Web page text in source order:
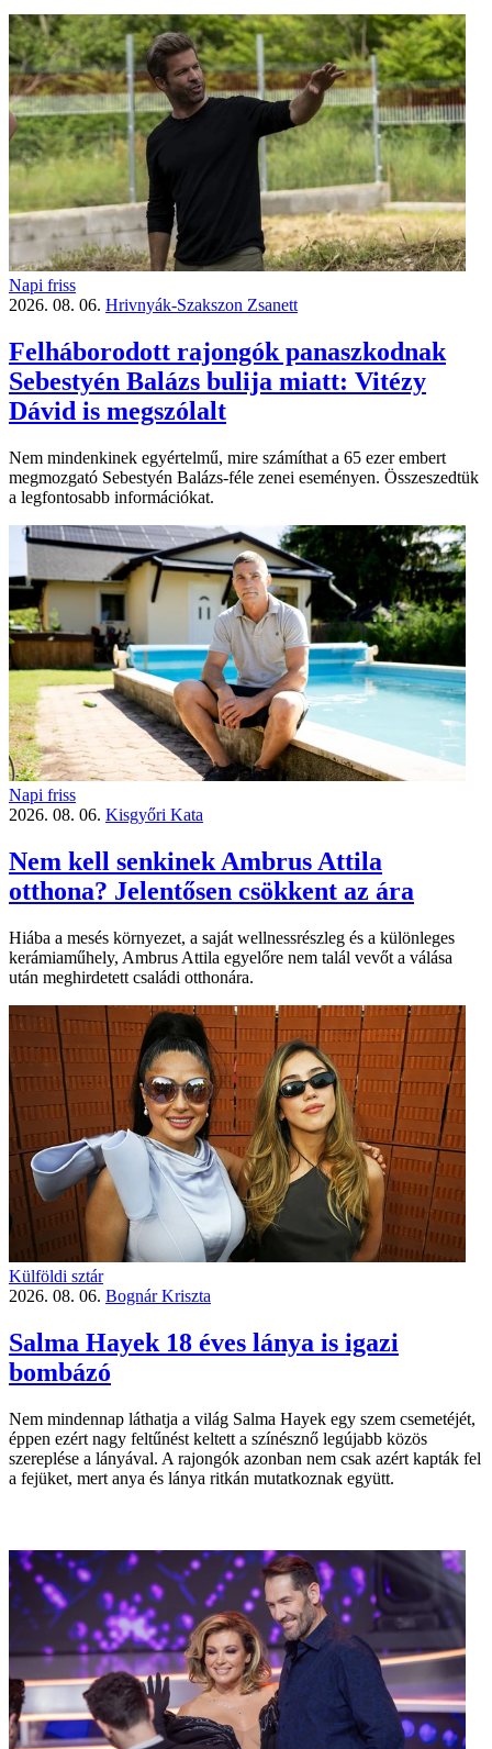
Napi friss
2026. 08. 06. Hrivnyák-Szakszon Zsanett
Felháborodott rajongók panaszkodnak
Sebestyén Balázs bulija miatt: Vitézy
Dávid is megszólalt
Nem mindenkinek egyértelmű, mire számíthat a 65 ezer embert
megmozgató Sebestyén Balázs-féle zenei eseményen. Összeszedtük
a legfontosabb információkat.
Napi friss
2026. 08. 06. Kisgyőri Kata
Nem kell senkinek Ambrus Attila
otthona? Jelentősen csökkent az ára
Hiába a mesés környezet, a saját wellnessrészleg és a különleges
kerámiaműhely, Ambrus Attila egyelőre nem talál vevőt a válása
után meghirdetett családi otthonára.
Külföldi sztár
2026. 08. 06. Bognár Kriszta
Salma Hayek 18 éves lánya is igazi
bombázó
Nem mindennap láthatja a világ Salma Hayek egy szem csemetéjét,
éppen ezért nagy feltűnést keltett a színésznő legújabb közös
szereplése a lányával. A rajongók azonban nem csak azért kapták fel
a fejüket, mert anya és lánya ritkán mutatkoznak együtt.